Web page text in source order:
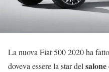
La nuova Fiat 500 2020 ha
doveva essere la star del